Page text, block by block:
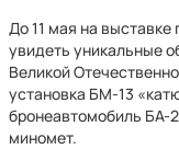
До 11 мая на
увидеть уникальные
Великой
установка БМ-13
бронеавтомобиль БА-
миномет.